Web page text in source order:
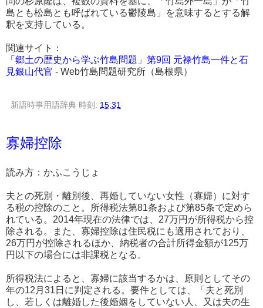
島とも松島とも呼ばれている鬱陵島」を意味するとする解
釈を支持している。
関連サイト：
「郷土の歴史から学ぶ竹島問題」第9回 元禄竹島一件と石
見銀山代官 - Web竹島問題研究所（島根県）
新語時事用語辞典 時刻: 15:31
寡婦控除
読み方：かふこうじょ
夫との死別・離別後、再婚していない女性（寡婦）に対す
る税の控除のこと。所得税法第81条および第85条で定めら
れている。2014年現在の法律では、27万円が所得税から控
除される。また、寡婦控除は住民税にも適用されており、
26万円が控除されるほか、納税者の合計所得金額が125万
円以下の場合には非課税となる。
所得税法によると、寡婦に該当するかは、原則としてその
年の12月31日に判定される。要件としては、「夫と死別
し、若しくは離婚した後婚姻をしていない人、又は夫の生